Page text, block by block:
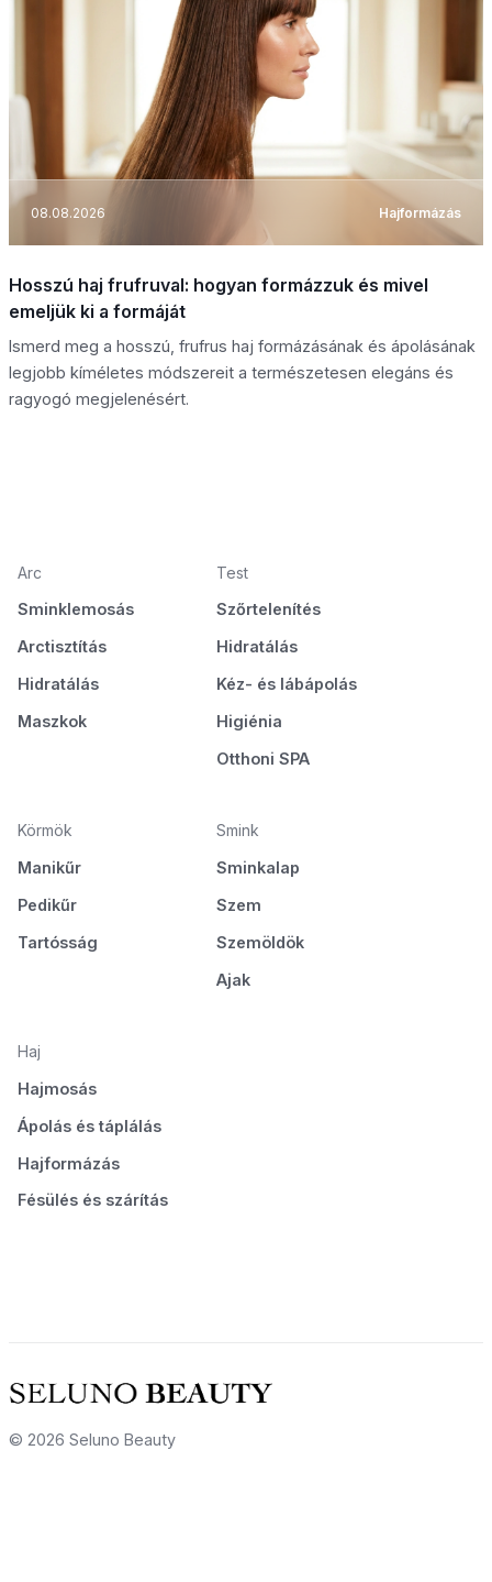
08.08.2026 Hajformázás
Hosszú haj frufruval: hogyan formázzuk és mivel
emeljük ki a formáját
Ismerd meg a hosszú, frufrus haj formázásának és ápolásának
legjobb kíméletes módszereit a természetesen elegáns és
ragyogó megjelenésért.
Arc
Sminklemosás
Arctisztítás
Hidratálás
Maszkok
Test
Szőrtelenítés
Hidratálás
Kéz- és lábápolás
Higiénia
Otthoni SPA
Körmök
Manikűr
Pedikűr
Tartósság
Smink
Sminkalap
Szem
Szemöldök
Ajak
Haj
Hajmosás
Ápolás és táplálás
Hajformázás
Fésülés és szárítás
© 2026 Seluno Beauty